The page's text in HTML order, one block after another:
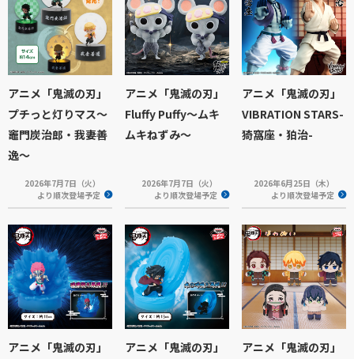
アニメ「鬼滅の刃」
プチっと灯りマス～
竈門炭治郎・我妻善
逸～
2026年7月7日（火）
より順次登場予定
アニメ「鬼滅の刃」
Fluffy Puffy～ムキ
ムキねずみ～
2026年7月7日（火）
より順次登場予定
アニメ「鬼滅の刃」
VIBRATION STARS-
猗窩座・狛治-
2026年6月25日（木）
より順次登場予定
アニメ「鬼滅の刃」
アニメ「鬼滅の刃」
アニメ「鬼滅の刃」